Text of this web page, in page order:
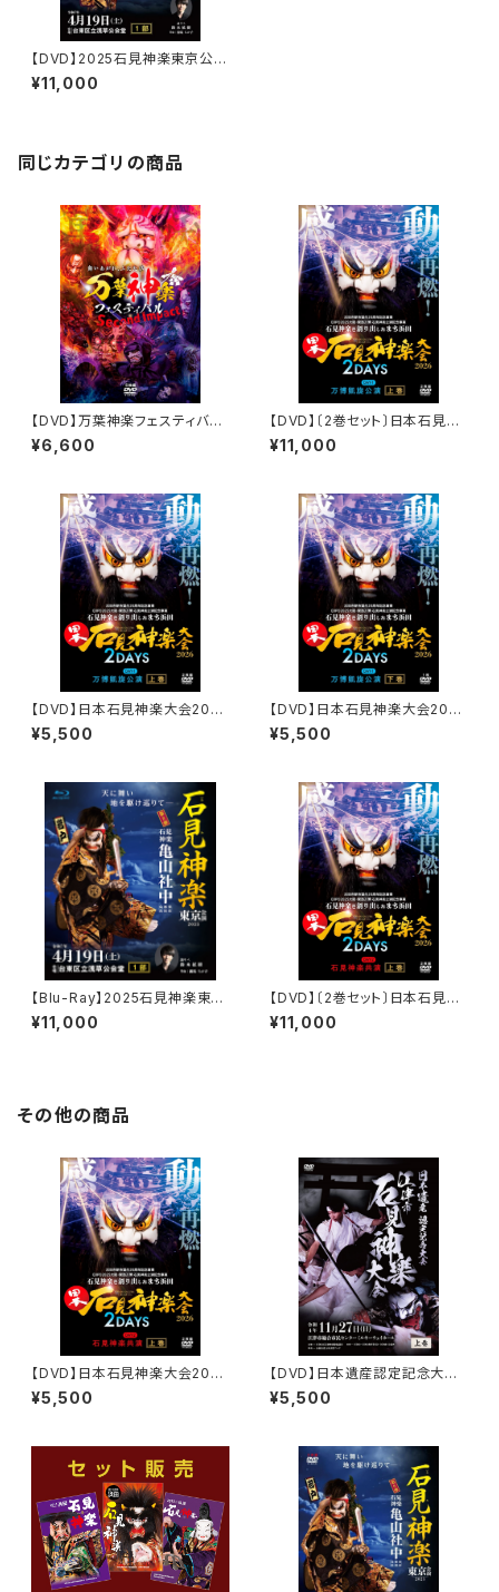
【DVD】2025石見神楽東京公
演 石見神楽亀山社中〈1部・2
部 2巻セット〉
¥11,000
同じカテゴリの商品
【DVD】万葉神楽フェスティバル
Second Impact
¥6,600
【DVD】〔2巻セット〕日本石見神
楽大会2026 2DAYS【DAY-
1】万博凱旋公演
¥11,000
【DVD】日本石見神楽大会2026
2DAYS【DAY-1】万博凱旋公
演〔上巻〕
¥5,500
【DVD】日本石見神楽大会2026
2DAYS【DAY-1】万博凱旋公
演〔下巻〕
¥5,500
【Blu-Ray】2025石見神楽東京
公演 石見神楽亀山社中〈1部・
2部 2巻セット〉
¥11,000
【DVD】〔2巻セット〕日本石見神
楽大会2026 2DAYS【DAY-
2】石見神楽共演
¥11,000
その他の商品
【DVD】日本石見神楽大会2026
2DAYS【DAY-2】石見神楽共
演〔上巻〕
¥5,500
【DVD】日本遺産認定記念大
会 江津市石見神楽大会（202
2年）〈上巻〉
¥5,500